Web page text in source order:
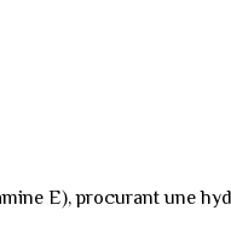
E), procurant une